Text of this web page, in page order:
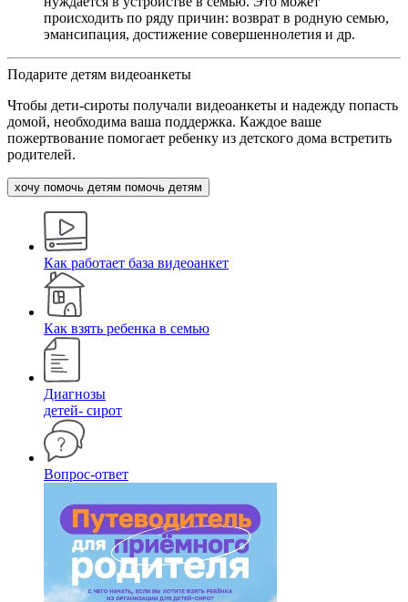
происходить по ряду причин: возврат в родную семью,
эмансипация, достижение совершеннолетия и др.
Подарите детям видеоанкеты
Чтобы дети-сироты получали видеоанкеты и надежду попасть
домой, необходима ваша поддержка. Каждое ваше
пожертвование помогает ребенку из детского дома встретить
родителей.
хочу помочь детям помочь детям
Как работает база видеоанкет
Как взять ребенка в семью
Диагнозы
детей- сирот
Вопрос-ответ